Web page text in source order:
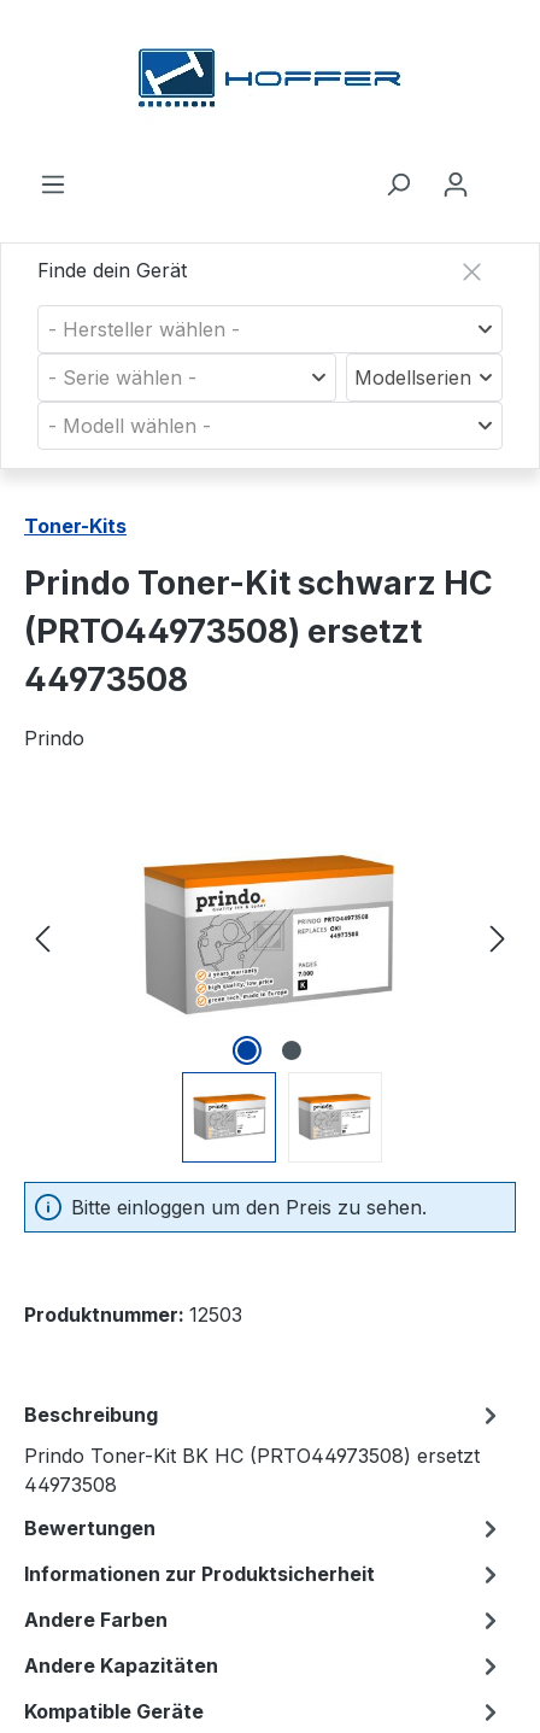
Finde dein Gerät
- Hersteller wählen -
- Serie wählen -
Modellserien
- Modell wählen -
Toner-Kits
Prindo Toner-Kit schwarz HC
(PRTO44973508) ersetzt
44973508
Prindo
Bitte einloggen um den Preis zu sehen.
Produktnummer: 12503
Beschreibung
Prindo Toner-Kit BK HC (PRTO44973508) ersetzt
44973508
Bewertungen
Informationen zur Produktsicherheit
Andere Farben
Andere Kapazitäten
Kompatible Geräte